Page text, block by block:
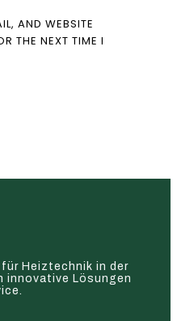
AND WEBSITE
THE NEXT TIME I
für Heiztechnik in der
innovative Lösungen